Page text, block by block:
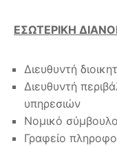
ΕΣΩΤΕΡΙΚΗ
Διευθυντή
Διευθυντή
υπηρεσιών
Νομικό σύμβουλο
Γραφείο